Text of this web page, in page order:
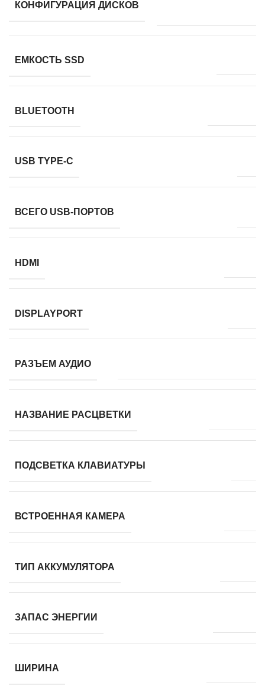
КОНФИГУРАЦИЯ ДИСКОВ
ЕМКОСТЬ SSD
BLUETOOTH
USB TYPE-C
ВСЕГО USB-ПОРТОВ
HDMI
DISPLAYPORT
РАЗЪЕМ АУДИО
НАЗВАНИЕ РАСЦВЕТКИ
ПОДСВЕТКА КЛАВИАТУРЫ
ВСТРОЕННАЯ КАМЕРА
ТИП АККУМУЛЯТОРА
ЗАПАС ЭНЕРГИИ
ШИРИНА